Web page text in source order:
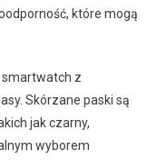
które mogą
smartwatch z
Skórzane paski są
jak czarny,
wyborem